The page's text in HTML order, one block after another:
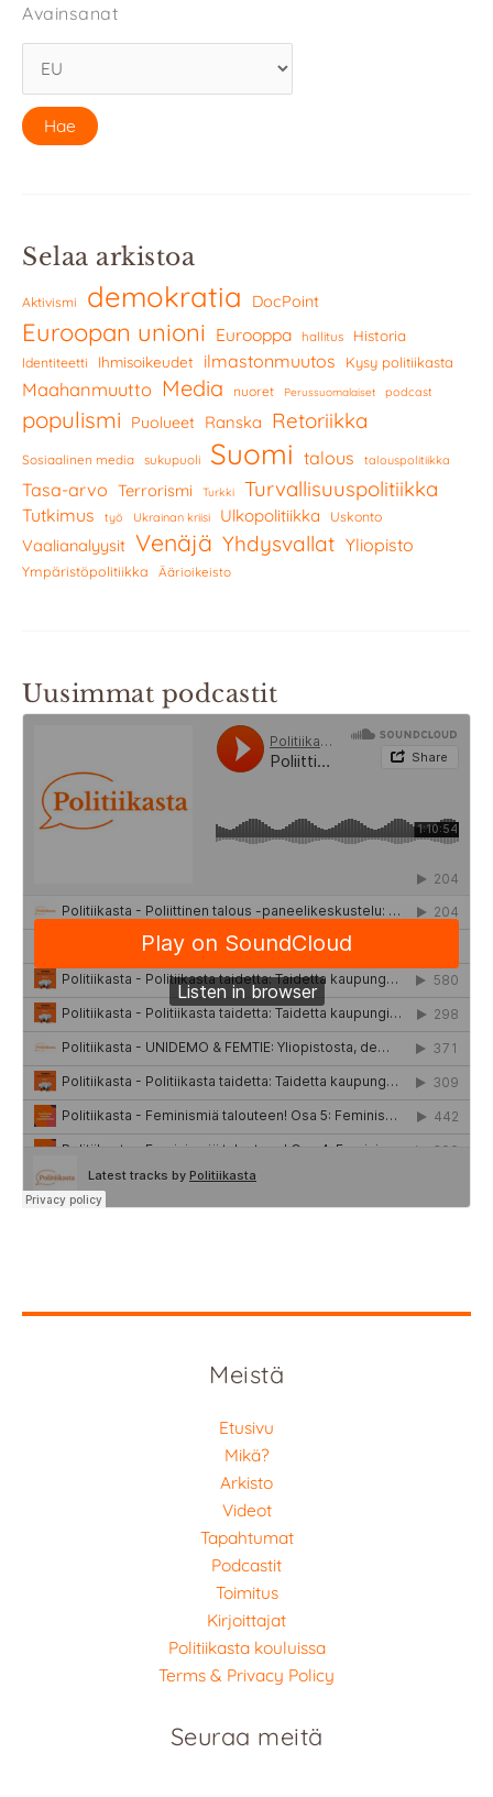
Avainsanat
Selaa arkistoa
Aktivismi demokratia DocPoint
Euroopan unioni Eurooppa hallitus Historia
Identiteetti Ihmisoikeudet ilmastonmuutos Kysy politiikasta
Maahanmuutto Media nuoret Perussuomalaiset podcast
populismi Puolueet Ranska Retoriikka
Sosiaalinen media sukupuoli Suomi talous talouspolitiikka
Tasa-arvo Terrorismi Turkki Turvallisuuspolitiikka
Tutkimus työ Ukrainan kriisi Ulkopolitiikka Uskonto
Vaalianalyysit Venäjä Yhdysvallat Yliopisto
Ympäristöpolitiikka Äärioikeisto
Uusimmat podcastit
Meistä
Etusivu
Mikä?
Arkisto
Videot
Tapahtumat
Podcastit
Toimitus
Kirjoittajat
Politiikasta kouluissa
Terms & Privacy Policy
Seuraa meitä